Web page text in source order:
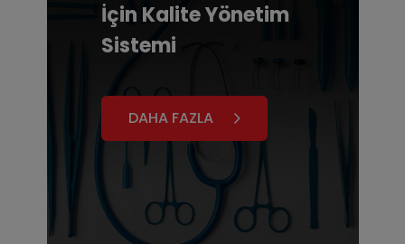
İçin Kalite Yönetim
Sistemi
DAHA FAZLA